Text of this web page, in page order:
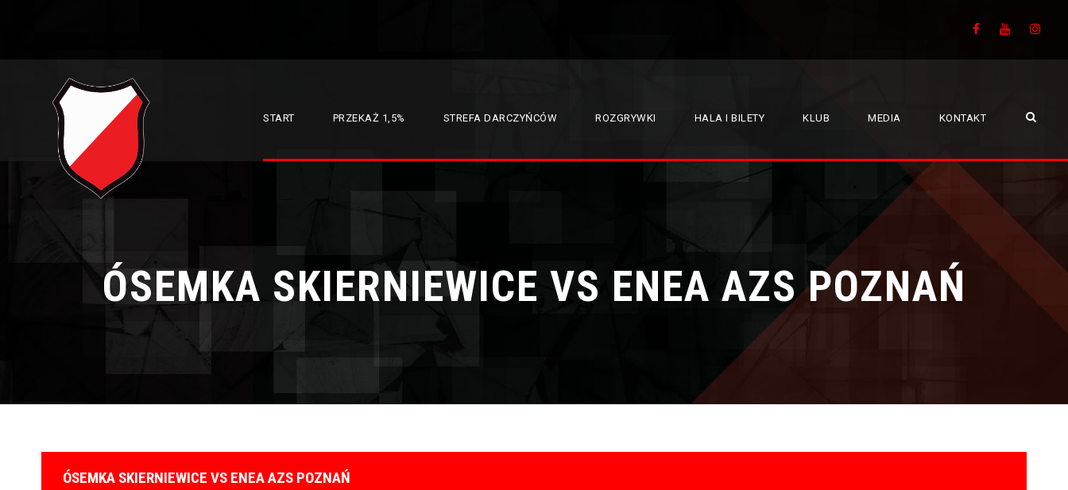
START PRZEKAŻ 1,5% STREFA DARCZYŃCÓW ROZGRYWKI HALA I BILETY KLUB MEDIA KONTAKT
ÓSEMKA SKIERNIEWICE VS ENEA AZS POZNAŃ
ÓSEMKA SKIERNIEWICE VS ENEA AZS POZNAŃ